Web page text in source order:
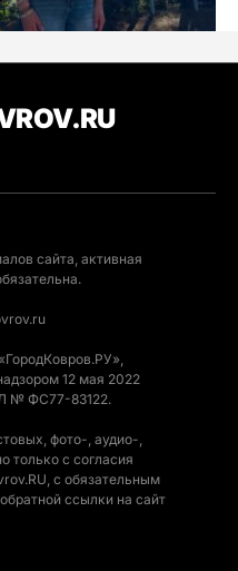
сайта, активная
12 мая 2022
№ ФС77-83122.
фото-, аудио-,
только с согласия
с обязательным
ссылки на сайт